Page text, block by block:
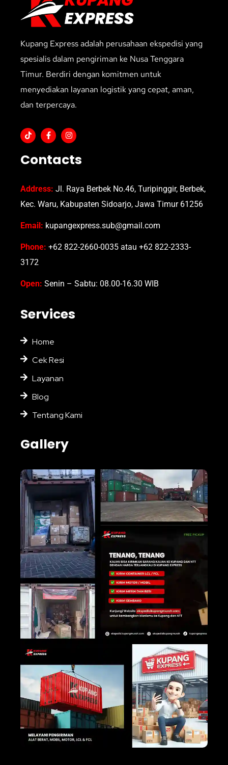
Kupang Express adalah perusahaan ekspedisi yang
spesialis dalam pengiriman ke Nusa Tenggara
Timur. Berdiri dengan komitmen untuk
menyediakan layanan logistik yang cepat, aman,
dan terpercaya.
Contacts
Address: Jl. Raya Berbek No.46, Turipinggir, Berbek,
Kec. Waru, Kabupaten Sidoarjo, Jawa Timur 61256
Email: kupangexpress.sub@gmail.com
Phone: +62 822-2660-0035 atau +62 822-2333-
3172
Open: Senin – Sabtu: 08.00-16.30 WIB
Services
Home
Cek Resi
Layanan
Blog
Tentang Kami
Gallery